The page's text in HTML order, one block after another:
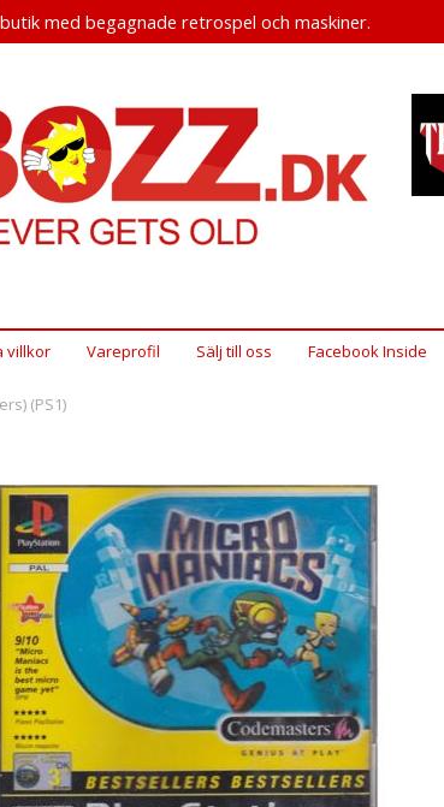
med begagnade retrospel och maskiner.
villkor Vareprofil Sälj till oss Facebook Inside
(PS1)